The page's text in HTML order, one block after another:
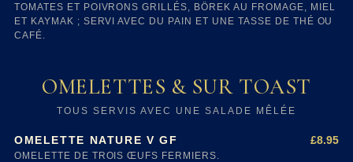
TOMATES ET POIVRONS GRILLÉS, BÖREK AU FROMAGE, MIEL
ET KAYMAK ; SERVI AVEC DU PAIN ET UNE TASSE DE THÉ OU
CAFÉ.
OMELETTES & SUR TOAST
TOUS SERVIS AVEC UNE SALADE MÊLÉE
OMELETTE NATURE V GF £8.95
OMELETTE DE TROIS ŒUFS FERMIERS.